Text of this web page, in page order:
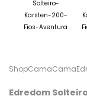
ShopCamaCama
Edredom